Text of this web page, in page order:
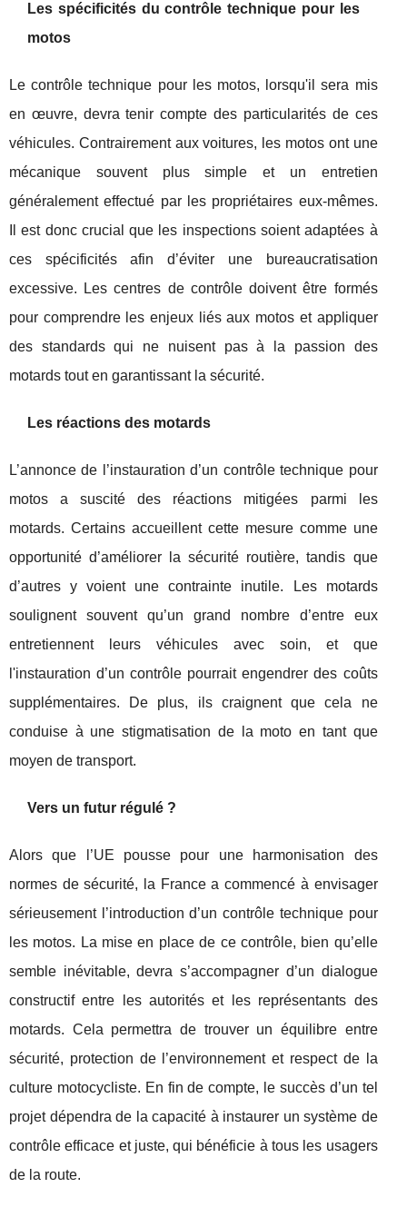
Les spécificités du contrôle technique pour les
motos
Le contrôle technique pour les motos, lorsqu'il sera mis
en œuvre, devra tenir compte des particularités de ces
véhicules. Contrairement aux voitures, les motos ont une
mécanique souvent plus simple et un entretien
généralement effectué par les propriétaires eux-mêmes.
Il est donc crucial que les inspections soient adaptées à
ces spécificités afin d’éviter une bureaucratisation
excessive. Les centres de contrôle doivent être formés
pour comprendre les enjeux liés aux motos et appliquer
des standards qui ne nuisent pas à la passion des
motards tout en garantissant la sécurité.
Les réactions des motards
L’annonce de l’instauration d’un contrôle technique pour
motos a suscité des réactions mitigées parmi les
motards. Certains accueillent cette mesure comme une
opportunité d’améliorer la sécurité routière, tandis que
d’autres y voient une contrainte inutile. Les motards
soulignent souvent qu’un grand nombre d’entre eux
entretiennent leurs véhicules avec soin, et que
l'instauration d’un contrôle pourrait engendrer des coûts
supplémentaires. De plus, ils craignent que cela ne
conduise à une stigmatisation de la moto en tant que
moyen de transport.
Vers un futur régulé ?
Alors que l’UE pousse pour une harmonisation des
normes de sécurité, la France a commencé à envisager
sérieusement l’introduction d’un contrôle technique pour
les motos. La mise en place de ce contrôle, bien qu’elle
semble inévitable, devra s’accompagner d’un dialogue
constructif entre les autorités et les représentants des
motards. Cela permettra de trouver un équilibre entre
sécurité, protection de l’environnement et respect de la
culture motocycliste. En fin de compte, le succès d’un tel
projet dépendra de la capacité à instaurer un système de
contrôle efficace et juste, qui bénéficie à tous les usagers
de la route.